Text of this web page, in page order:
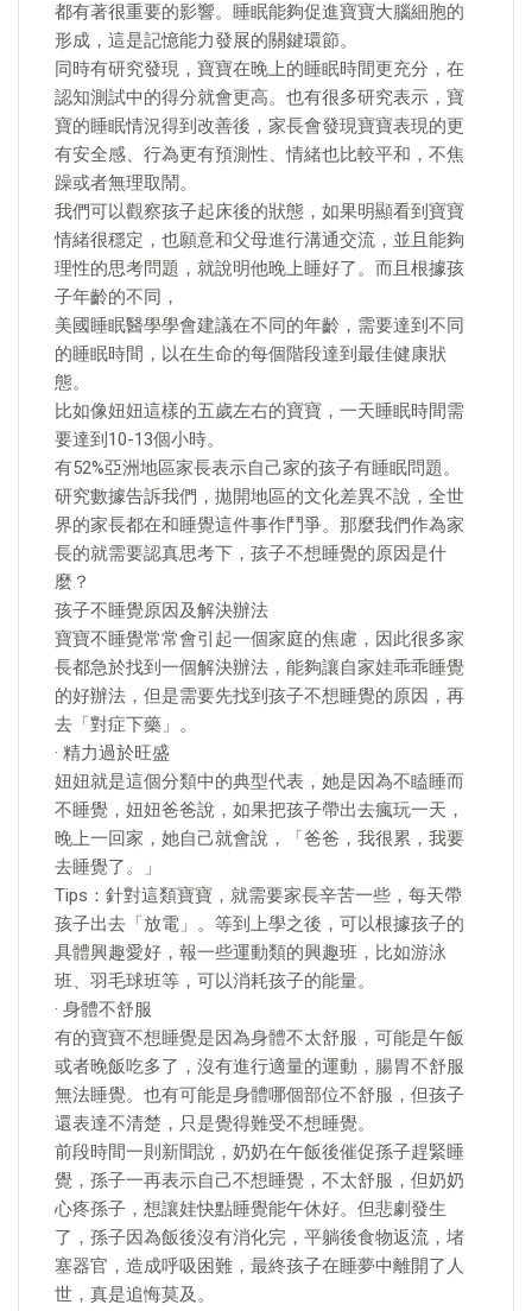
都有著很重要的影響。睡眠能夠促進寶寶大腦細胞的
形成，這是記憶能力發展的關鍵環節。
同時有研究發現，寶寶在晚上的睡眠時間更充分，在
認知測試中的得分就會更高。也有很多研究表示，寶
寶的睡眠情況得到改善後，家長會發現寶寶表現的更
有安全感、行為更有預測性、情緒也比較平和，不焦
躁或者無理取鬧。
我們可以觀察孩子起床後的狀態，如果明顯看到寶寶
情緒很穩定，也願意和父母進行溝通交流，並且能夠
理性的思考問題，就說明他晚上睡好了。而且根據孩
子年齡的不同，
美國睡眠醫學學會建議在不同的年齡，需要達到不同
的睡眠時間，以在生命的每個階段達到最佳健康狀
態。
比如像妞妞這樣的五歲左右的寶寶，一天睡眠時間需
要達到10-13個小時。
有52%亞洲地區家長表示自己家的孩子有睡眠問題。
研究數據告訴我們，拋開地區的文化差異不說，全世
界的家長都在和睡覺這件事作鬥爭。那麼我們作為家
長的就需要認真思考下，孩子不想睡覺的原因是什
麼？
孩子不睡覺原因及解決辦法
寶寶不睡覺常常會引起一個家庭的焦慮，因此很多家
長都急於找到一個解決辦法，能夠讓自家娃乖乖睡覺
的好辦法，但是需要先找到孩子不想睡覺的原因，再
去「對症下藥」。
· 精力過於旺盛
妞妞就是這個分類中的典型代表，她是因為不瞌睡而
不睡覺，妞妞爸爸說，如果把孩子帶出去瘋玩一天，
晚上一回家，她自己就會說，「爸爸，我很累，我要
去睡覺了。」
Tips：針對這類寶寶，就需要家長辛苦一些，每天帶
孩子出去「放電」。等到上學之後，可以根據孩子的
具體興趣愛好，報一些運動類的興趣班，比如游泳
班、羽毛球班等，可以消耗孩子的能量。
· 身體不舒服
有的寶寶不想睡覺是因為身體不太舒服，可能是午飯
或者晚飯吃多了，沒有進行適量的運動，腸胃不舒服
無法睡覺。也有可能是身體哪個部位不舒服，但孩子
還表達不清楚，只是覺得難受不想睡覺。
前段時間一則新聞說，奶奶在午飯後催促孫子趕緊睡
覺，孫子一再表示自己不想睡覺，不太舒服，但奶奶
心疼孫子，想讓娃快點睡覺能午休好。但悲劇發生
了，孫子因為飯後沒有消化完，平躺後食物返流，堵
塞器官，造成呼吸困難，最終孩子在睡夢中離開了人
世，真是追悔莫及。